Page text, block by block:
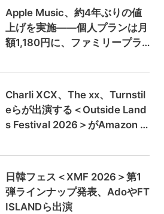
Apple Music、約4年ぶりの値
上げを実施——個人プランは月
額1,180円に、ファミリープラ
Charli XCX、The xx、Turnstil
eらが出演する＜Outside Land
s Festival 2026＞がAmazon M
ブ配信
日韓フェス＜XMF 2026＞第1
弾ラインナップ発表、AdoやFT
ISLANDら出演